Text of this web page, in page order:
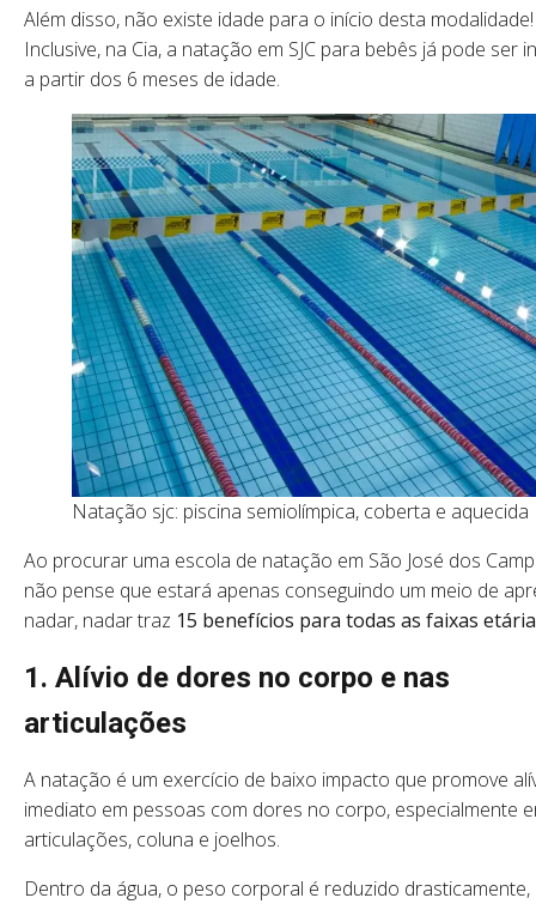
Além disso, não existe idade para o início desta modalidade!
Inclusive, na Cia, a natação em SJC para bebês já pode ser
a partir dos 6 meses de idade.
Natação sjc: piscina semiolímpica, coberta e aquecida
Ao procurar uma escola de natação em São José dos
não pense que estará apenas conseguindo um meio de
nadar, nadar traz 15 benefícios para todas as faixas
1. Alívio de dores no corpo e nas
articulações
A natação é um exercício de baixo impacto que promove
imediato em pessoas com dores no corpo, especialmente
articulações, coluna e joelhos.
Dentro da água, o peso corporal é reduzido drasticamente,